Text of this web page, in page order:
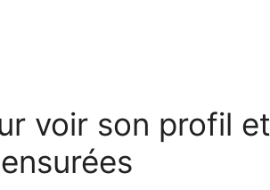
voir son profil et